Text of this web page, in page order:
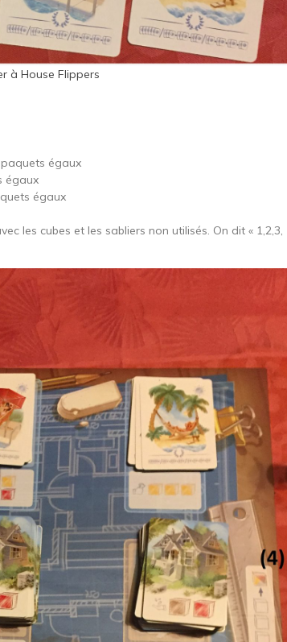
à House Flippers
égaux
égaux
égaux
les cubes et les sabliers non utilisés. On dit « 1,2,3,